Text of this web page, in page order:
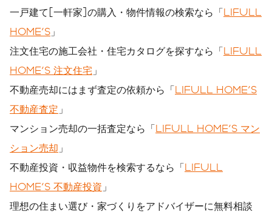
一戸建て[一軒家]の購入・物件情報の検索なら「LIFULL
HOME'S 」
注文住宅の施工会社・住宅カタログを探すなら「LIFULL
HOME'S 注文住宅 」
不動産売却にはまず査定の依頼から「LIFULL HOME'S
不動産査定 」
マンション売却の一括査定なら「LIFULL HOME'S マン
ション売却 」
不動産投資・収益物件を検索するなら「LIFULL
HOME'S 不動産投資 」
理想の住まい選び・家づくりをアドバイザーに無料相談